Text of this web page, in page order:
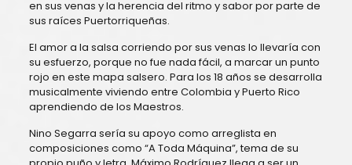
en sus venas y la herencia del ritmo y sabor por parte de
sus raíces Puertorriqueñas.
El amor a la salsa corriendo por sus venas lo llevaría con
su esfuerzo, porque no fue nada fácil, a marcar un punto
rojo en este mapa salsero. Para los 18 años se desarrolla
musicalmente viviendo entre Colombia y Puerto Rico
aprendiendo de los Maestros.
Nino Segarra sería su apoyo como arreglista en
composiciones como “A Toda Máquina”, tema de su